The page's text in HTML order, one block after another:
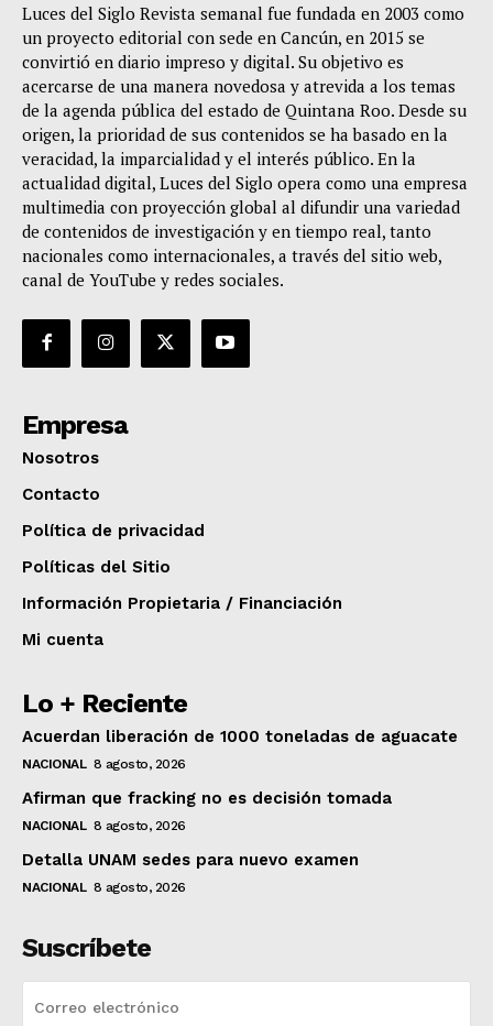
Luces del Siglo Revista semanal fue fundada en 2003 como
un proyecto editorial con sede en Cancún, en 2015 se
convirtió en diario impreso y digital. Su objetivo es
acercarse de una manera novedosa y atrevida a los temas
de la agenda pública del estado de Quintana Roo. Desde su
origen, la prioridad de sus contenidos se ha basado en la
veracidad, la imparcialidad y el interés público. En la
actualidad digital, Luces del Siglo opera como una empresa
multimedia con proyección global al difundir una variedad
de contenidos de investigación y en tiempo real, tanto
nacionales como internacionales, a través del sitio web,
canal de YouTube y redes sociales.
Empresa
Nosotros
Contacto
Política de privacidad
Políticas del Sitio
Información Propietaria / Financiación
Mi cuenta
Lo + Reciente
Acuerdan liberación de 1000 toneladas de aguacate
NACIONAL 8 agosto, 2026
Afirman que fracking no es decisión tomada
NACIONAL 8 agosto, 2026
Detalla UNAM sedes para nuevo examen
NACIONAL 8 agosto, 2026
Suscríbete